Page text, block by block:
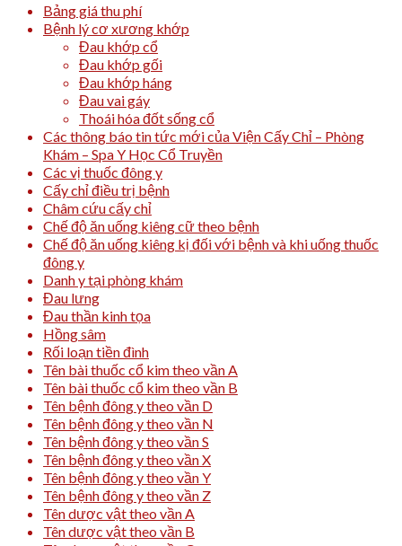
Bảng giá thu phí
Bệnh lý cơ xương khớp
Đau khớp cổ
Đau khớp gối
Đau khớp háng
Đau vai gáy
Thoái hóa đốt sống cổ
Các thông báo tin tức mới của Viện Cấy Chỉ – Phòng
Khám – Spa Y Học Cổ Truyền
Các vị thuốc đông y
Cấy chỉ điều trị bệnh
Châm cứu cấy chỉ
Chế độ ăn uống kiêng cữ theo bệnh
Chế độ ăn uống kiêng kị đối với bệnh và khi uống thuốc
đông y
Danh y tại phòng khám
Đau lưng
Đau thần kinh tọa
Hồng sâm
Rối loạn tiền đình
Tên bài thuốc cổ kim theo vần A
Tên bài thuốc cổ kim theo vần B
Tên bệnh đông y theo vần D
Tên bệnh đông y theo vần N
Tên bệnh đông y theo vần S
Tên bệnh đông y theo vần X
Tên bệnh đông y theo vần Y
Tên bệnh đông y theo vần Z
Tên dược vật theo vần A
Tên dược vật theo vần B